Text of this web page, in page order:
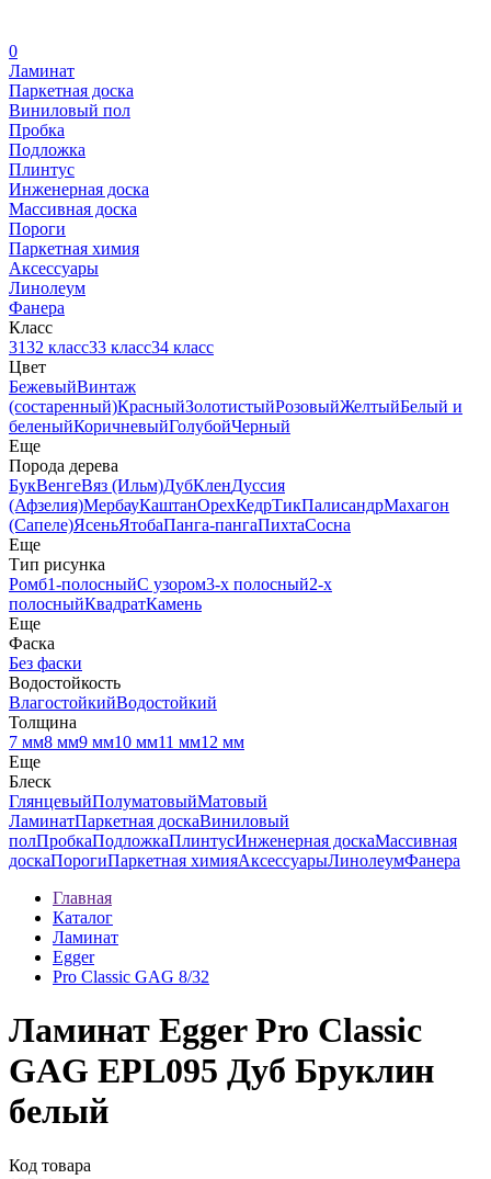
0
Ламинат
Паркетная доска
Виниловый пол
Пробка
Подложка
Плинтус
Инженерная доска
Массивная доска
Пороги
Паркетная химия
Аксессуары
Линолеум
Фанера
Класс
3132 класс33 класс34 класс
Цвет
БежевыйВинтаж
(состаренный)КрасныйЗолотистыйРозовыйЖелтыйБелый и
беленыйКоричневыйГолубойЧерный
Еще
Порода дерева
БукВенгеВяз (Ильм)ДубКленДуссия
(Афзелия)МербауКаштанОрехКедрТикПалисандрМахагон
(Сапеле)ЯсеньЯтобаПанга-пангаПихтаСосна
Еще
Тип рисунка
Ромб1-полосныйС узором3-х полосный2-х
полосныйКвадратКамень
Еще
Фаска
Без фаски
Водостойкость
ВлагостойкийВодостойкий
Толщина
7 мм8 мм9 мм10 мм11 мм12 мм
Еще
Блеск
ГлянцевыйПолуматовыйМатовый
ЛаминатПаркетная доскаВиниловый
полПробкаПодложкаПлинтусИнженерная доскаМассивная
доскаПорогиПаркетная химияАксессуарыЛинолеумФанера
Главная
Каталог
Ламинат
Egger
Pro Classic GAG 8/32
Ламинат Egger Pro Classic
GAG EPL095 Дуб Бруклин
белый
Код товара